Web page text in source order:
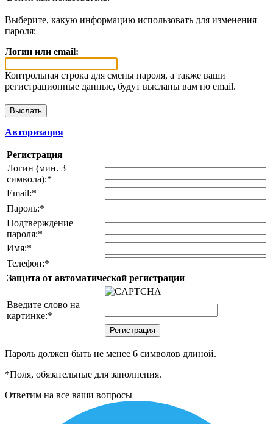
Выберите, какую информацию использовать для изменения
пароля:
Логин или email:
Контрольная строка для смены пароля, а также ваши
регистрационные данные, будут высланы вам по email.
Авторизация
Регистрация
Логин (мин. 3
символа):*
Email:*
Пароль:*
Подтверждение
пароля:*
Имя:*
Телефон:*
Защита от автоматической регистрации
Введите слово на
картинке:*
Пароль должен быть не менее 6 символов длиной.
*Поля, обязательные для заполнения.
Ответим на все ваши вопросы